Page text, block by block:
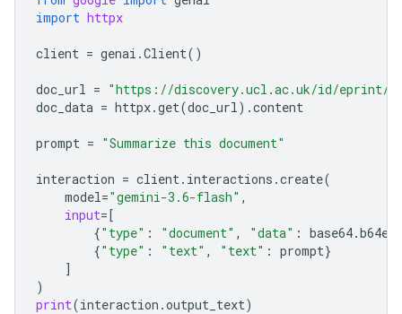
import httpx
client = genai .Client()
doc_url = "https://discovery.ucl.ac.uk/id/eprint/
doc_data = httpx.get(doc_url) .content
prompt = "Summarize this document"
interaction = client. interactions .create(
model="gemini-3.6-flash" ,
input=[
{"type" : "document" , "data" : base64.
{"type" : "text" , "text" : prompt}
]
)
print(interaction .output_text)